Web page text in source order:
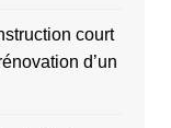
court
d’un